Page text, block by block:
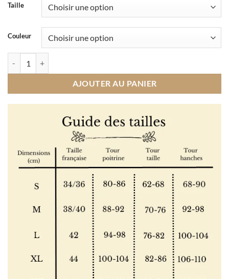
Taille
Couleur
AJOUTER AU PANIER